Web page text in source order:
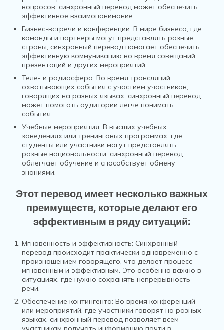
вопросов, синхронный перевод может обеспечить
эффективное взаимопонимание.
Бизнес-встречи и конференции: В мире бизнеса, где
команды и партнеры могут представлять разные
страны, синхронный перевод помогает обеспечить
эффективную коммуникацию во время совещаний,
презентаций и других мероприятий.
Теле- и радиосфера: Во время трансляций,
охватывающих события с участием участников,
говорящих на разных языках, синхронный перевод
может помогать аудитории легче понимать
события.
Учебные мероприятия: В высших учебных
заведениях или тренинговых программах, где
студенты или участники могут представлять
разные национальности, синхронный перевод
облегчает обучение и способствует обмену
знаниями.
Этот перевод имеет несколько важных
преимуществ, которые делают его
эффективным в ряду ситуаций:
Мгновенность и эффективность: Синхронный
перевод происходит практически одновременно с
произношением говорящего, что делает процесс
мгновенным и эффективным. Это особенно важно в
ситуациях, где нужно сохранять непрерывность
речи.
Обеспечение контингента: Во время конференций
или мероприятий, где участники говорят на разных
языках, синхронный перевод позволяет всем